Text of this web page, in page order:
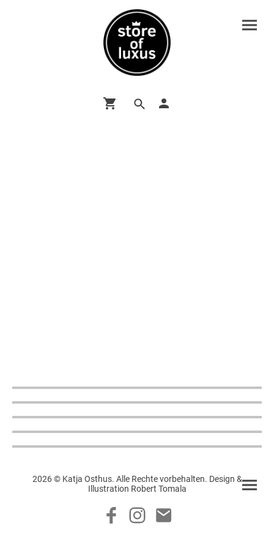
2026 © Katja Osthus. Alle Rechte vorbehalten. Design &
Illustration Robert Tomala